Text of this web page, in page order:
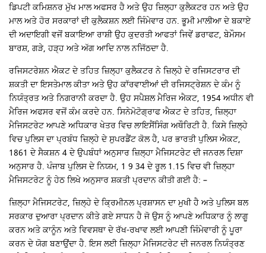
ਡਿਪਟੀ ਕਮਿਸ਼ਨਰ ਮੁੱਖ ਮਾਲ ਅਫਸਰ ਹੈ ਅਤੇ ਉਹ ਜ਼ਿਲ੍ਹਾ ਕੁਲੈਕਟਰ ਹਨ ਅਤੇ ਉਹ
ਮਾਲ ਅਤੇ ਹੋਰ ਸਰਕਾਰਾਂ ਦੀ ਕੁਲੈਕਸ਼ਨ ਲਈ ਜਿੰਮੇਵਾਰ ਹਨ. ਭੂਮੀ ਮਾਲੀਆ ਦੇ ਬਕਾਏ
ਦੀ ਅਦਾਇਗੀ ਵਜੋਂ ਬਕਾਇਆ ਰਾਸ਼ੀ ਉਹ ਕੁਦਰਤੀ ਆਫਤਾਂ ਜਿਵੇਂ ਡਰਾਫਟ, ਬੇਮੌਸਮ
ਬਾਰਸ਼, ਗੜੇ, ਹੜ੍ਹ ਅਤੇ ਅੱਗ ਆਦਿ ਨਾਲ ਨਜਿੱਠਦਾ ਹੈ.
ਰਜਿਸਟਰੇਸ਼ਨ ਐਕਟ ਦੇ ਤਹਿਤ ਜ਼ਿਲ੍ਹਾ ਕੁਲੈਕਟਰ ਨੇ ਜ਼ਿਲ੍ਹੇ ਦੇ ਰਜਿਸਟਰਾਰ ਦੀ
ਸ਼ਕਤੀ ਦਾ ਇਸਤੇਮਾਲ ਕੀਤਾ ਅਤੇ ਉਹ ਕਾੱਰਵਾਈਆਂ ਦੀ ਰਜਿਸਟ੍ਰੇਸ਼ਨ ਦੇ ਕੰਮ ਨੂੰ
ਨਿਯੰਤ੍ਰਤ ਅਤੇ ਨਿਗਰਾਨੀ ਕਰਦਾ ਹੈ. ਉਹ ਸਪੈਸ਼ਲ ਮੈਰਿਜ ਐਕਟ, 1954 ਅਧੀਨ ਵੀ
ਮੈਰਿਜ ਅਫਸਰ ਵਜੋਂ ਕੰਮ ਕਰਦੇ ਹਨ. ਸਿਨੇਮੋਟੋਗ੍ਰਾਫ ਐਕਟ ਦੇ ਤਹਿਤ, ਜ਼ਿਲ੍ਹਾ
ਮੈਜਿਸਟਰੇਟ ਆਪਣੇ ਅਧਿਕਾਰ ਖੇਤਰ ਵਿਚ ਲਾਇਸੈਂਸਿੰਗ ਅਥੌਰਿਟੀ ਹੈ. ਕਿਸੇ ਜ਼ਿਲ੍ਹੇ
ਵਿਚ ਪੁਲਿਸ ਦਾ ਪ੍ਰਬੰਧ ਜ਼ਿਲ੍ਹੇ ਦੇ ਸੁਪਰਡੈਂਟ ਕੋਲ ਹੈ, ਪਰ ਭਾਰਤੀ ਪੁਲਿਸ ਐਕਟ,
1861 ਦੇ ਸੈਕਸ਼ਨ 4 ਦੇ ਉਪਬੰਧਾਂ ਅਨੁਸਾਰ ਜ਼ਿਲ੍ਹਾ ਮੈਜਿਸਟਰੇਟ ਦੀ ਜਨਰਲ ਦਿਸ਼ਾ
ਅਨੁਸਾਰ ਹੈ. ਪੰਜਾਬ ਪੁਲਿਸ ਦੇ ਨਿਯਮ, 1 9 34 ਦੇ ਰੂਲ 1.15 ਵਿਚ ਵੀ ਜ਼ਿਲ੍ਹਾ
ਮੈਜਿਸਟਰੇਟ ਨੂੰ ਹੇਠ ਲਿਖੇ ਅਨੁਸਾਰ ਸ਼ਕਤੀ ਪ੍ਰਦਾਨ ਕੀਤੀ ਗਈ ਹੈ: –
ਜ਼ਿਲ੍ਹਾ ਮੈਜਿਸਟਰੇਟ, ਜ਼ਿਲ੍ਹੇ ਦੇ ਕ੍ਰਿਮੀਨਲ ਪ੍ਰਸ਼ਾਸਨ ਦਾ ਮੁਖੀ ਹੈ ਅਤੇ ਪੁਲਿਸ ਬਲ
ਸਰਕਾਰ ਦੁਆਰਾ ਪ੍ਰਦਾਨ ਕੀਤੇ ਗਏ ਸਾਧਨ ਹੈ ਜੋ ਉਸ ਨੂੰ ਆਪਣੇ ਅਧਿਕਾਰ ਨੂੰ ਲਾਗੂ
ਕਰਨ ਅਤੇ ਕਾਨੂੰਨ ਅਤੇ ਵਿਵਸਥਾ ਦੇ ਰੱਖ-ਰਖਾਵ ਲਈ ਆਪਣੀ ਜਿੰਮੇਵਾਰੀ ਨੂੰ ਪੂਰਾ
ਕਰਨ ਦੇ ਯੋਗ ਬਣਾਉਂਦਾ ਹੈ. ਇਸ ਲਈ ਜ਼ਿਲ੍ਹਾ ਮੈਜਿਸਟਰੇਟ ਦੀ ਜਨਰਲ ਨਿਯੰਤ੍ਰਣ